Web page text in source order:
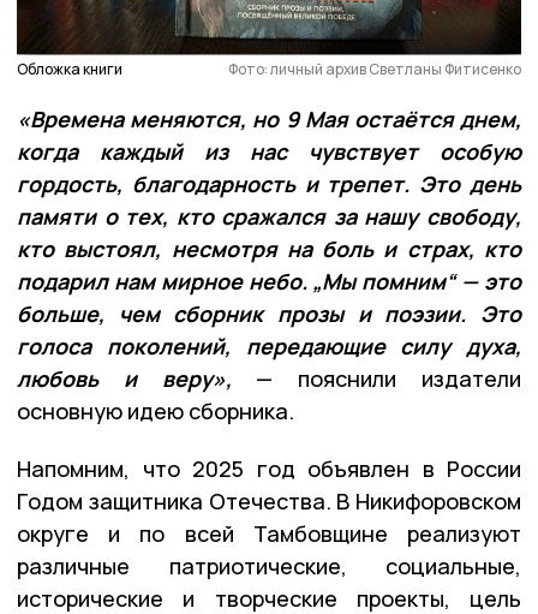
Обложка книги Фото: личный архив Светланы Фитисенко
«Времена меняются, но 9 Мая остаётся днем,
когда каждый из нас чувствует особую
гордость, благодарность и трепет. Это день
памяти о тех, кто сражался за нашу свободу,
кто выстоял, несмотря на боль и страх, кто
подарил нам мирное небо. „Мы помним“ — это
больше, чем сборник прозы и поэзии. Это
голоса поколений, передающие силу духа,
любовь и веру», — пояснили издатели
основную идею сборника.
Напомним, что 2025 год объявлен в России
Годом защитника Отечества. В Никифоровском
округе и по всей Тамбовщине реализуют
различные патриотические, социальные,
исторические и творческие проекты, цель